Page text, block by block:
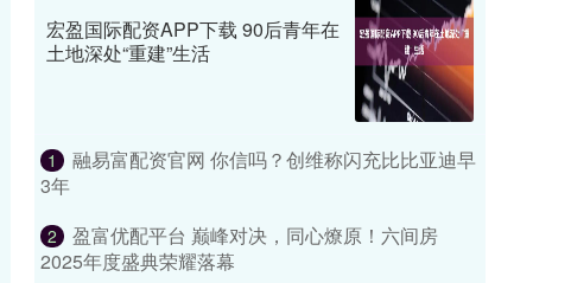
宏盈国际配资APP下载 90后青年在
土地深处“重建”生活
1
融易富配资官网 你信吗？创维称闪充比比亚迪早
3年
2
盈富优配平台 巅峰对决，同心燎原！六间房
2025年度盛典荣耀落幕